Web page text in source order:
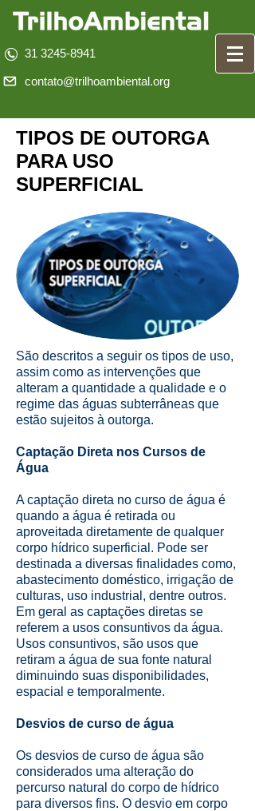
31 3245-8941
contato@trilhoambiental.org
TIPOS DE OUTORGA
PARA USO
SUPERFICIAL
São descritos a seguir os tipos de uso,
assim como as intervenções que
alteram a quantidade a qualidade e o
regime das águas subterrâneas que
estão sujeitos à outorga.
Captação Direta nos Cursos de
Água
A captação direta no curso de água é
quando a água é retirada ou
aproveitada diretamente de qualquer
corpo hídrico superficial. Pode ser
destinada a diversas finalidades como,
abastecimento doméstico, irrigação de
culturas, uso industrial, dentre outros.
Em geral as captações diretas se
referem a usos consuntivos da água.
Usos consuntivos, são usos que
retiram a água de sua fonte natural
diminuindo suas disponibilidades,
espacial e temporalmente.
Desvios de curso de água
Os desvios de curso de água são
considerados uma alteração do
percurso natural do corpo de hídrico
para diversos fins. O desvio em corpo